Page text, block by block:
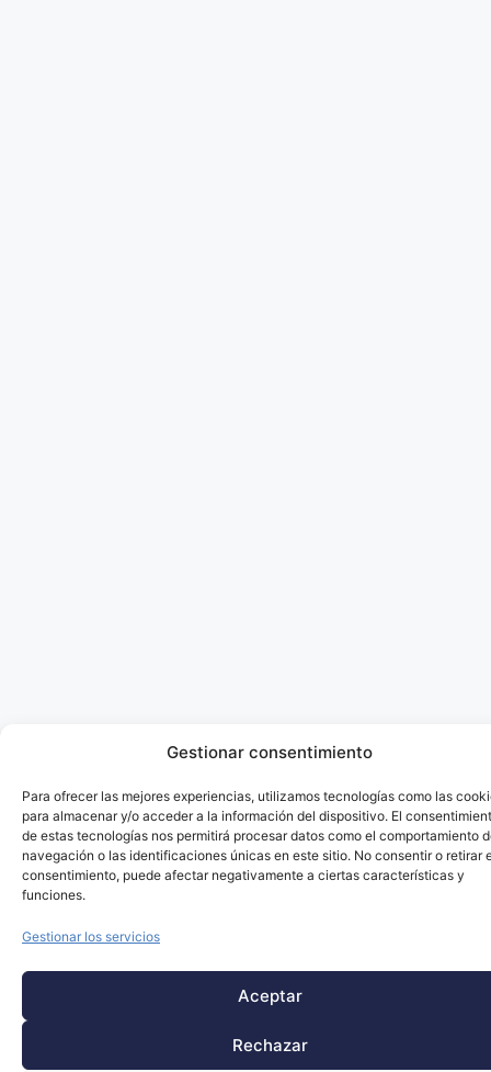
Gestionar consentimiento
Para ofrecer las mejores experiencias, utilizamos tecnologías como las
para almacenar y/o acceder a la información del dispositivo. El
de estas tecnologías nos permitirá procesar datos como el comportamiento
navegación o las identificaciones únicas en este sitio. No consentir o retirar
consentimiento, puede afectar negativamente a ciertas características y
funciones.
Gestionar los servicios
Aceptar
Rechazar